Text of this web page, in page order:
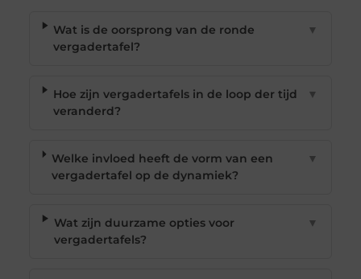
Wat is de oorsprong van de ronde
vergadertafel?
▼
Hoe zijn vergadertafels in de loop der tijd
veranderd?
▼
Welke invloed heeft de vorm van een
vergadertafel op de dynamiek?
▼
Wat zijn duurzame opties voor
vergadertafels?
▼